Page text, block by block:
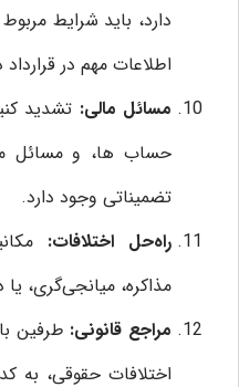
دارد، باید شرایط
اطلاعات مهم در
مسائل مالی: تشدید
حساب‌ ها، و مسائل
تضمیناتی وجود دارد.
راه‌حل اختلافات:
مذاکره، میانجی‌گری، یا
مراجع قانونی: طرفین
اختلافات حقوقی، به